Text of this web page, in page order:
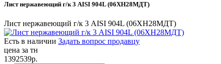
Лист нержавеющий г/к 3 AISI 904L (06ХН28МДТ)
Лист нержавеющий г/к 3 AISI 904L (06ХН28МДТ)
Есть в наличии Задать вопрос продавцу
цена за тн
1392539р.